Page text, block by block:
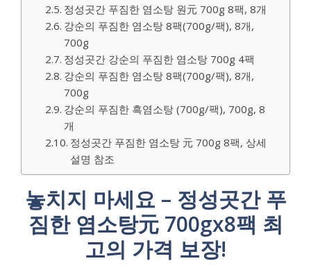
정성곳간 푸짐한 염소탕 원元 700g 8팩, 8개
강순의 푸짐한 염소탕 8팩(700g/팩), 8개,
700g
정성곳간 강순의 푸짐한 염소탕 700g 4팩
강순의 푸짐한 염소탕 8팩(700g/팩), 8개,
700g
강순의 푸짐한 흑염소탕 (700g/팩), 700g, 8
개
정성곳간 푸짐한 염소탕 元 700g 8팩, 상세
설명 참조
놓치지 마세요 – 정성곳간 푸
짐한 염소탕元 700gx8팩 최
고의 가격 보장!